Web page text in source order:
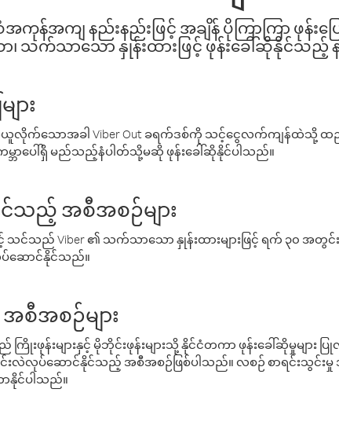
ကုန်အကျ နည်းနည်းဖြင့် အချိန် ပိုကြာကြာ ဖုန်
ာ၊ သက်သာသော နှုန်းထားဖြင့် ဖုန်းခေါ်ဆိုနိုင်သည့်
ား
က်သောအခါ Viber Out ခရက်ဒစ်ကို သင့်ငွေလက်ကျန်ထဲသို့ ထ
မ္ဘာပေါ်ရှိ မည်သည့်နံပါတ်သို့မဆို ဖုန်းခေါ်ဆိုနိုင်ပါသည်။
င်သည့် အစီအစဉ်များ
သင်သည် Viber ၏ သက်သာသော နှုန်းထားများဖြင့် ရက် ၃၀ အ
ပ်ဆောင်နိုင်သည်။
စီအစဉ်များ
ြိုးဖုန်းများနှင့် မိုဘိုင်းဖုန်းများသို့ နိုင်ငံတကာ ဖုန်းခေါ်ဆိုမှုမျ
းလဲလုပ်ဆောင်နိုင်သည့် အစီအစဉ်ဖြစ်ပါသည်။ လစဉ် စာရင်းသွင်း
ာနိုင်ပါသည်။